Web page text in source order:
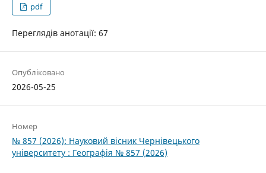
pdf
Переглядів анотації: 67
Опубліковано
2026-05-25
Номер
№ 857 (2026): Науковий вісник Чернівецького
університету : Географія № 857 (2026)